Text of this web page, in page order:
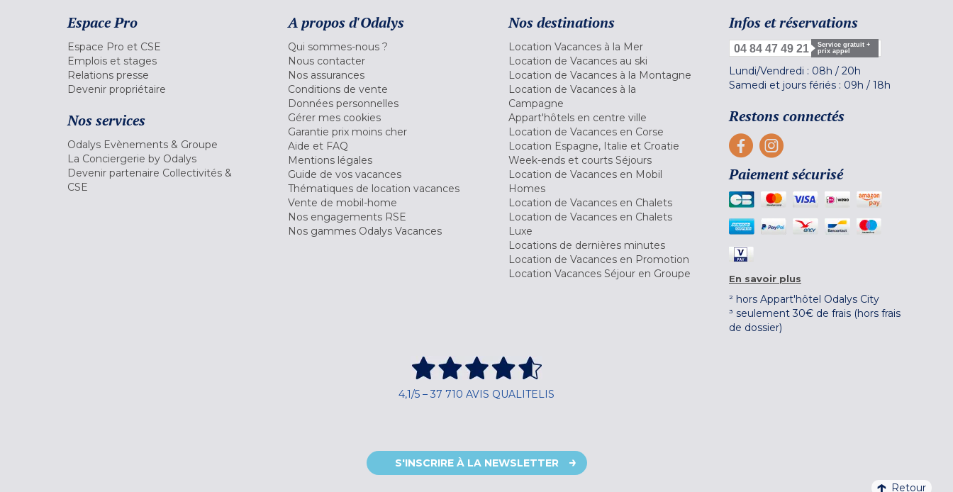
Espace Pro
Espace Pro et CSE
Emplois et stages
Relations presse
Devenir propriétaire
Nos services
Odalys Evènements & Groupe
La Conciergerie by Odalys
Devenir partenaire Collectivités &
CSE
A propos d'Odalys
Qui sommes-nous ?
Nous contacter
Nos assurances
Conditions de vente
Données personnelles
Gérer mes cookies
Garantie prix moins cher
Aide et FAQ
Mentions légales
Guide de vos vacances
Thématiques de location vacances
Vente de mobil-home
Nos engagements RSE
Nos gammes Odalys Vacances
Nos destinations
Location Vacances à la Mer
Location de Vacances au ski
Location de Vacances à la Montagne
Location de Vacances à la
Campagne
Appart'hôtels en centre ville
Location de Vacances en Corse
Location Espagne, Italie et Croatie
Week-ends et courts Séjours
Location de Vacances en Mobil
Homes
Location de Vacances en Chalets
Location de Vacances en Chalets
Luxe
Locations de dernières minutes
Location de Vacances en Promotion
Location Vacances Séjour en Groupe
Infos et réservations
04 84 47 49 21
Service gratuit +
prix appel
Lundi/Vendredi : 08h / 20h
Samedi et jours fériés : 09h / 18h
Restons connectés
Paiement sécurisé
En savoir plus
² hors Appart'hôtel Odalys City
³ seulement 30€ de frais (hors frais
de dossier)
4,1/5 – 37 710 AVIS QUALITELIS
S'INSCRIRE À LA NEWSLETTER
Retour